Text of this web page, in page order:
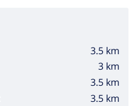
3.5 km
3 km
3.5 km
3.5 km